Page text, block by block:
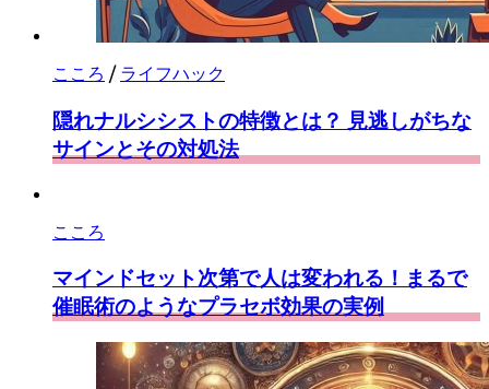
こころ / ライフハック
隠れナルシシストの特徴とは？ 見逃しがちな
サインとその対処法
こころ
マインドセット次第で人は変われる！まるで
催眠術のようなプラセボ効果の実例